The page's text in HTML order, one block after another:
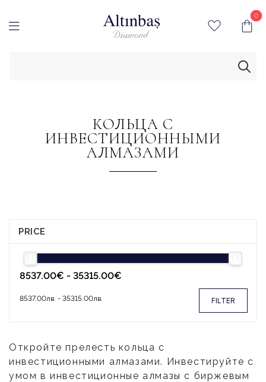
0
0
КОЛЬЦА С
ИНВЕСТИЦИОННЫМИ
АЛМАЗАМИ
PRICE
FILTER
Откройте прелесть кольца с
инвестиционными алмазами. Инвестируйте с
умом в инвестиционные алмазы с биржевым